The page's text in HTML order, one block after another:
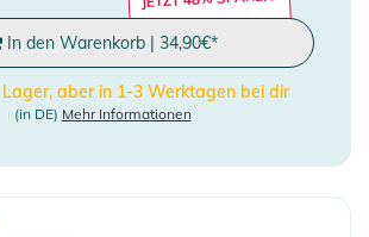
In den Warenkorb | 34,90€*
aber in 1-3 Werktagen bei dir
(in DE) Mehr Informationen